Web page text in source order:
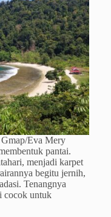
Eva Mery
pantai.
menjadi karpet
begitu jernih,
Tenangnya
cocok untuk